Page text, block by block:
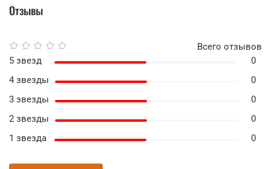
Отзывы
Всего отзывов
5 звезд
0
4 звезды
0
3 звезды
0
2 звезды
0
1 звезда
0